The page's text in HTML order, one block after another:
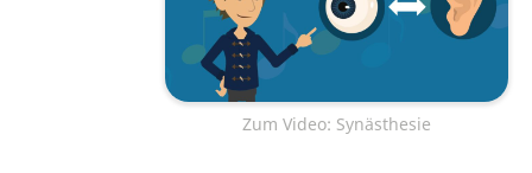
Zum Video: Synästhesie